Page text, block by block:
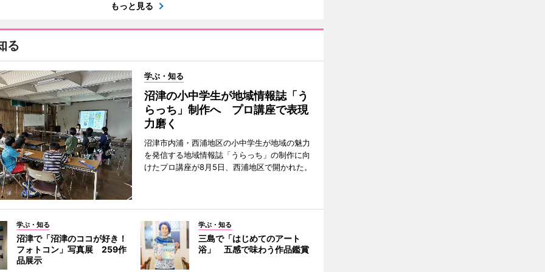
もっと見る
る
学ぶ・知る
沼津の小中学生が地域情報誌「う
らっち」制作へ プロ講座で表現
力磨く
沼津市内浦・西浦地区の小中学生が地域の魅力
を発信する地域情報誌「うらっち」の制作に向
けたプロ講座が8月5日、西浦地区で開かれた。
学ぶ・知る
沼津で「沼津のココが好き！
フォトコン」写真展 259作
品展示
学ぶ・知る
三島で「はじめてのアート
浴」 五感で味わう作品鑑賞